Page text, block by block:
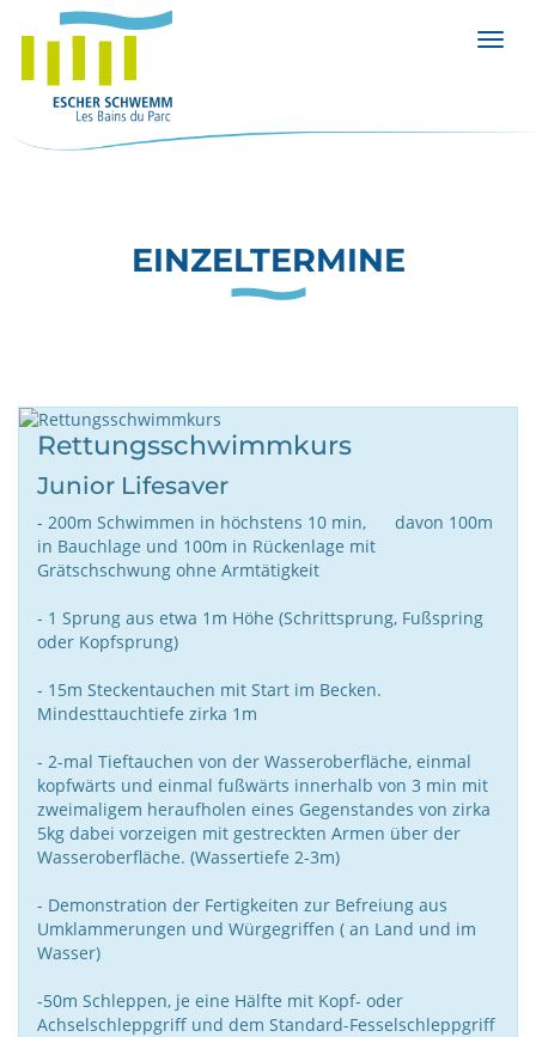
EINZELTERMINE
Rettungsschwimmkurs
Junior Lifesaver
- 200m Schwimmen in höchstens 10 min, davon 100m
in Bauchlage und 100m in Rückenlage mit
Grätschschwung ohne Armtätigkeit
- 1 Sprung aus etwa 1m Höhe (Schrittsprung, Fußspring
oder Kopfsprung)
- 15m Steckentauchen mit Start im Becken.
Mindesttauchtiefe zirka 1m
- 2-mal Tieftauchen von der Wasseroberfläche, einmal
kopfwärts und einmal fußwärts innerhalb von 3 min mit
zweimaligem heraufholen eines Gegenstandes von zirka
5kg dabei vorzeigen mit gestreckten Armen über der
Wasseroberfläche. (Wassertiefe 2-3m)
- Demonstration der Fertigkeiten zur Befreiung aus
Umklammerungen und Würgegriffen ( an Land und im
Wasser)
-50m Schleppen, je eine Hälfte mit Kopf- oder
Achselschleppgriff und dem Standard-Fesselschleppgriff